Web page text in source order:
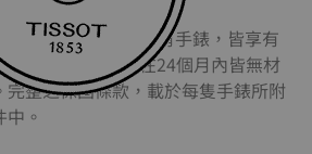
網站上供銷售之所有手錶，皆享有
保固」，即保證在24個月內皆無材
整之保固條款，載於每隻手錶所附
。